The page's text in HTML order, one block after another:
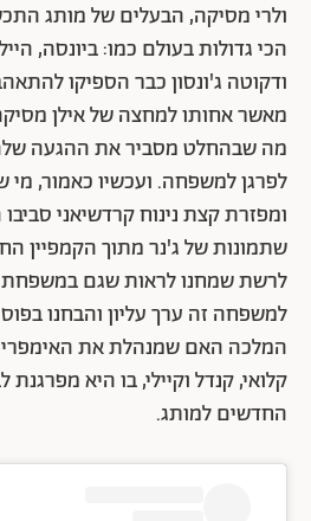
ולרי מסיקה, הבעלים של מותג
הכי גדולות בעולם כמו: ביונסה,
ודקוטה ג'ונסון כבר הספיקו
מאשר אחותו למחצה של אילן
מה שבהחלט מסביר את ההגעה שלה
לפרגן למשפחה. ועכשיו כאמור,
ומפזרת קצת נינוח קרדשיאני
שתמונות של ג'נר מתוך הקמפיין
לרשת שמחנו לראות שגם במשפחת
למשפחה זה ערך עליון והבחנו
המלכה האם שמנהלת את
קלואי, קנדל וקיילי, בו היא
החדשים למותג.